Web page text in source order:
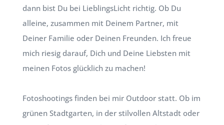
dann bist Du bei LieblingsLicht richtig. Ob Du
alleine, zusammen mit Deinem Partner, mit
Deiner Familie oder Deinen Freunden. Ich freue
mich riesig darauf, Dich und Deine Liebsten mit
meinen Fotos glücklich zu machen!
Fotoshootings finden bei mir Outdoor statt. Ob im
grünen Stadtgarten, in der stilvollen Altstadt oder